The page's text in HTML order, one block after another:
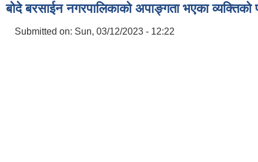
बोदे बरसाईन नगरपालिकाको अपाङ्गता भएका व्यक्तिको
Submitted on: Sun, 03/12/2023 - 12:22